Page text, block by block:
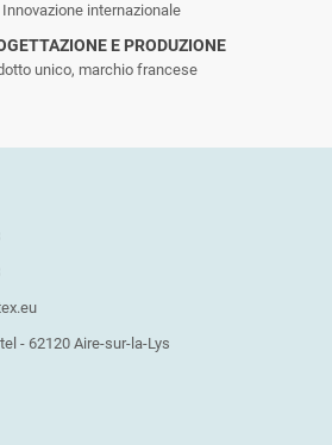
Innovazione internazionale
E PRODUZIONE
unico, marchio francese
- 62120 Aire-sur-la-Lys